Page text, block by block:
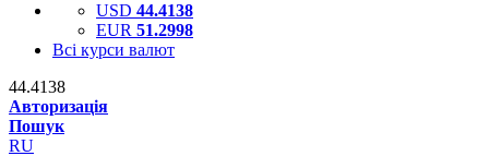
USD 44.4138
EUR 51.2998
Всі курси валют
44.4138
Авторизація
Пошук
RU